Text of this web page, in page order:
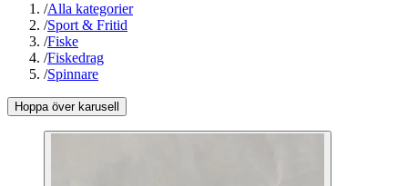
/Alla kategorier
/Sport & Fritid
/Fiske
/Fiskedrag
/Spinnare
Hoppa över karusell